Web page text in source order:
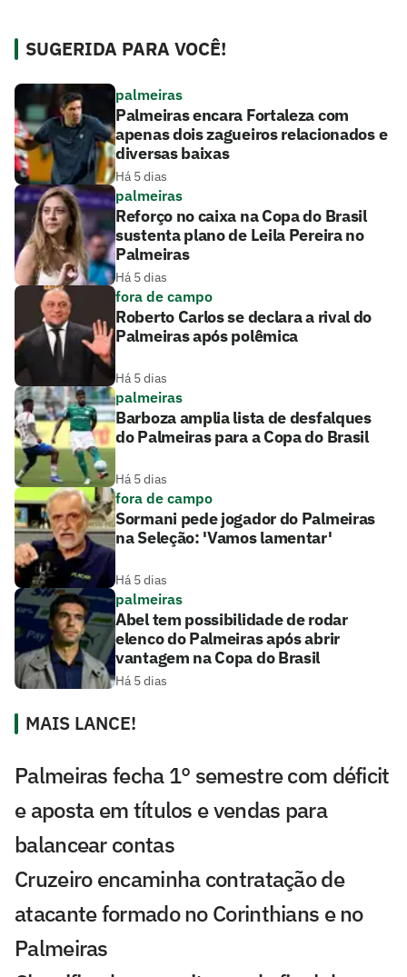
SUGERIDA PARA VOCÊ!
palmeiras
Palmeiras encara Fortaleza com
apenas dois zagueiros relacionados e
diversas baixas
Há 5 dias
palmeiras
Reforço no caixa na Copa do Brasil
sustenta plano de Leila Pereira no
Palmeiras
Há 5 dias
fora de campo
Roberto Carlos se declara a rival do
Palmeiras após polêmica
Há 5 dias
palmeiras
Barboza amplia lista de desfalques
do Palmeiras para a Copa do Brasil
Há 5 dias
fora de campo
Sormani pede jogador do Palmeiras
na Seleção: 'Vamos lamentar'
Há 5 dias
palmeiras
Abel tem possibilidade de rodar
elenco do Palmeiras após abrir
vantagem na Copa do Brasil
Há 5 dias
MAIS LANCE!
Palmeiras fecha 1° semestre com déficit
e aposta em títulos e vendas para
balancear contas
Cruzeiro encaminha contratação de
atacante formado no Corinthians e no
Palmeiras